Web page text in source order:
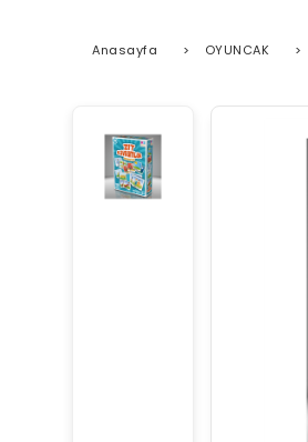
Anasayfa > OYUNCAK >